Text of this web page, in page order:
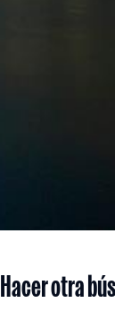
Hacer otra